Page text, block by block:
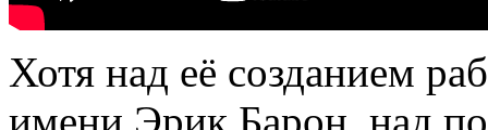
Хотя над её созданием